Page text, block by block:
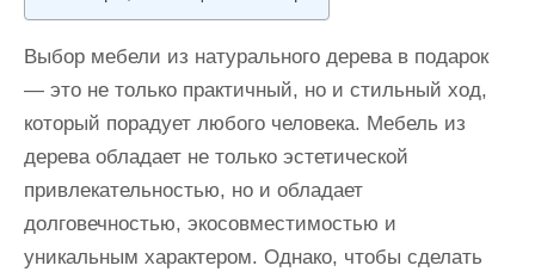
Выбор мебели из натурального дерева в подарок
— это не только практичный, но и стильный ход,
который порадует любого человека. Мебель из
дерева обладает не только эстетической
привлекательностью, но и обладает
долговечностью, экосовместимостью и
уникальным характером. Однако, чтобы сделать